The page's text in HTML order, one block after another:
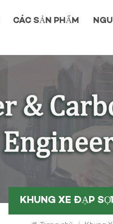
CÁC SẢN PHẨM
KHUNG XE ĐẠP